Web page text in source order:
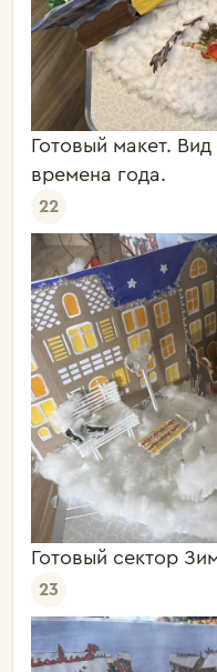
Готовый макет.
времена года.
22
Готовый сектор
23